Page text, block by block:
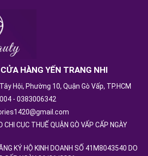
HÀNG YẾN TRANG NHI
Hội, Phường 10, Quận Gò Vấp, TP.HCM
- 0383006342
CỤC THUẾ QUẬN GÒ VẤP CẤP NGÀY
KÝ HỘ KINH DOANH SỐ 41M8043540 DO